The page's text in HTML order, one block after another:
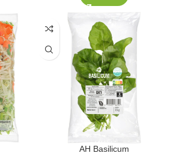
AH Basilicum